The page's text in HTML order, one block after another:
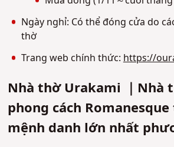
Ngày nghỉ: Có thể đóng cửa do
thờ
Trang web chính thức: https://
Nhà thờ Urakami ｜Nhà
phong cách
mệnh danh lớn nhất